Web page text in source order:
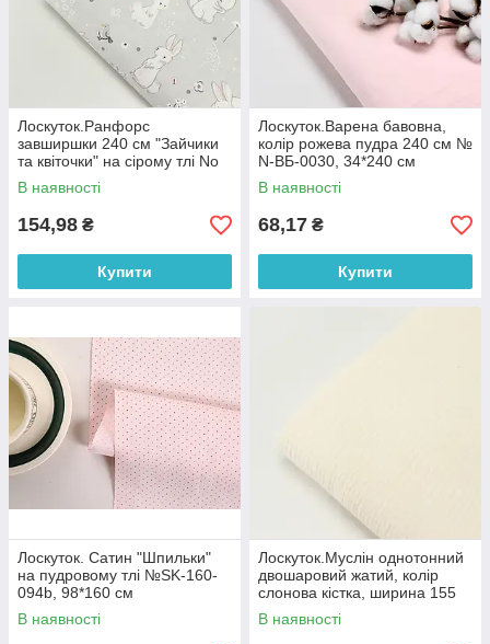
Лоскуток.Ранфорс
завширшки 240 см "Зайчики
та квіточки" на сірому тлі No
3246, 86*240 см
В наявності
154,98 ₴
Купити
Лоскуток.Варена бавовна,
колір рожева пудра 240 см №
N-ВБ-0030, 34*240 см
В наявності
68,17 ₴
Купити
Лоскуток. Сатин "Шпильки"
на пудровому тлі №SK-160-
094b, 98*160 см
В наявності
Лоскуток.Муслін однотонний
двошаровий жатий, колір
слонова кістка, ширина 155
см No МЖ-3-90, 71*155 см
В наявності